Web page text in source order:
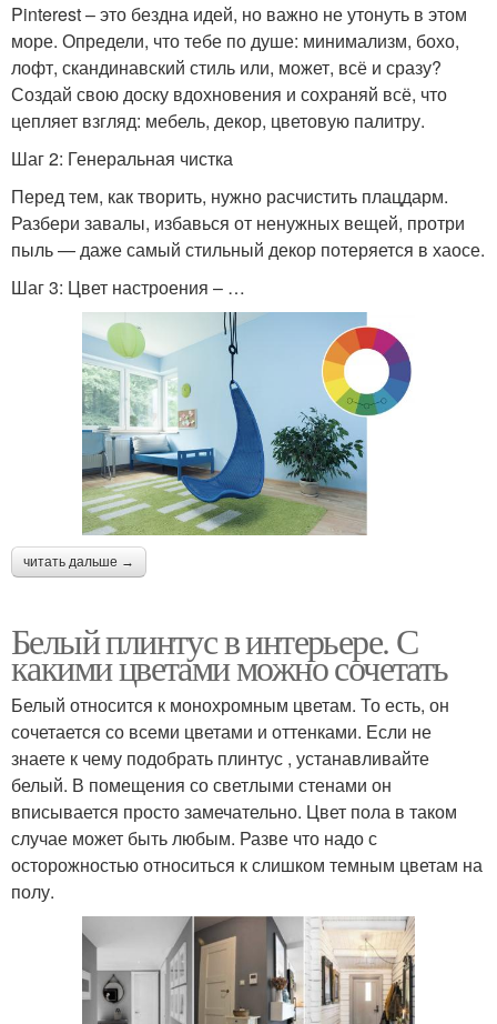
Pinterest – это бездна идей, но важно не утонуть в этом
море. Определи, что тебе по душе: минимализм, бохо,
лофт, скандинавский стиль или, может, всё и сразу?
Создай свою доску вдохновения и сохраняй всё, что
цепляет взгляд: мебель, декор, цветовую палитру.
Шаг 2: Генеральная чистка
Перед тем, как творить, нужно расчистить плацдарм.
Разбери завалы, избавься от ненужных вещей, протри
пыль — даже самый стильный декор потеряется в хаосе.
Шаг 3: Цвет настроения – …
читать дальше →
Белый плинтус в интерьере. С
какими цветами можно сочетать
Белый относится к монохромным цветам. То есть, он
сочетается со всеми цветами и оттенками. Если не
знаете к чему подобрать плинтус , устанавливайте
белый. В помещения со светлыми стенами он
вписывается просто замечательно. Цвет пола в таком
случае может быть любым. Разве что надо с
осторожностью относиться к слишком темным цветам на
полу.